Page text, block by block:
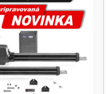
ochrany osobných
s. r. o.
eshop
poriadok